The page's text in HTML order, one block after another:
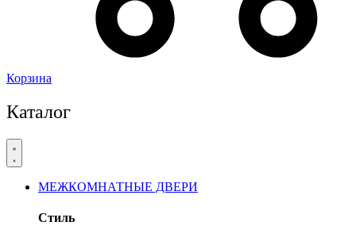
Корзина
Каталог
МЕЖКОМНАТНЫЕ ДВЕРИ
Стиль